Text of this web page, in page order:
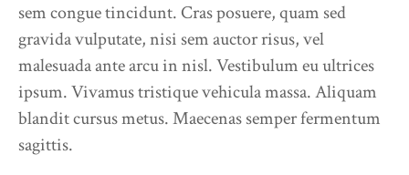
sem congue tincidunt. Cras posuere, quam sed
gravida vulputate, nisi sem auctor risus, vel
malesuada ante arcu in nisl. Vestibulum eu ultrices
ipsum. Vivamus tristique vehicula massa. Aliquam
blandit cursus metus. Maecenas semper fermentum
sagittis.